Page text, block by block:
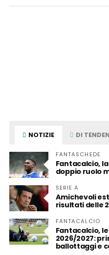
NOTIZIE DI
FANTASCHEDE
Fantacalcio,
doppio ruolo
SERIE A
Amichevoli
risultati delle
FANTACALCIO
Fantacalcio,
2026/2027:
ballottaggi e